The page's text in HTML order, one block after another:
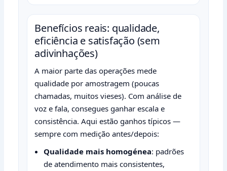
Benefícios reais: qualidade,
eficiência e satisfação (sem
adivinhações)
A maior parte das operações mede
qualidade por amostragem (poucas
chamadas, muitos vieses). Com análise de
voz e fala, consegues ganhar escala e
consistência. Aqui estão ganhos típicos —
sempre com medição antes/depois:
Qualidade mais homogénea: padrões
de atendimento mais consistentes,